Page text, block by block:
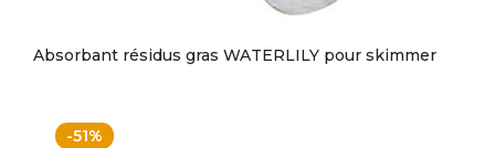
Absorbant résidus gras WATERLILY pour skimmer
-51%